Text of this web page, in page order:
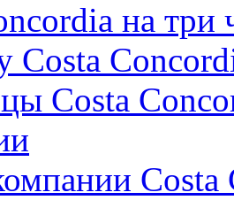
на три
Costa
Costa
Costa